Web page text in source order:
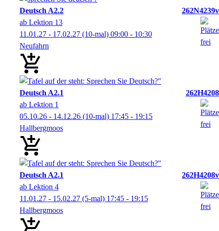
Deutsch A2.2
262N4239v
ab Lektion 13
11.01.27 - 17.02.27 (10-mal) 09:00 - 10:30
Neufahrn
Deutsch A2.1
262H4208
ab Lektion 1
05.10.26 - 14.12.26 (10-mal) 17:45 - 19:15
Hallbergmoos
Deutsch A2.1
262H4208v
ab Lektion 4
11.01.27 - 15.02.27 (5-mal) 17:45 - 19:15
Hallbergmoos